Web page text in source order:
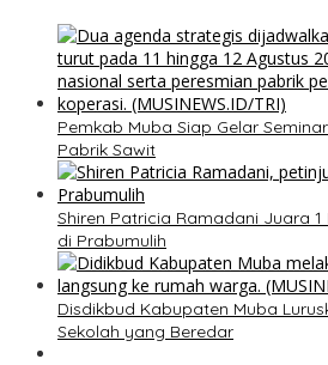
Pemkab Muba Siap Gelar
Pabrik Sawit
Shiren Patricia Ramadani Juara 1
di Prabumulih
Disdikbud Kabupaten Muba
Sekolah yang Beredar